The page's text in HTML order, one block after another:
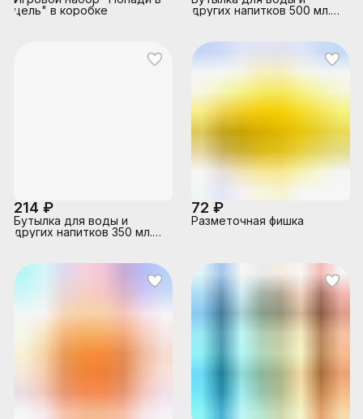
цель" в коробке
других напитков 500 мл.
214 ₽
Бутылка для воды и
других напитков 350 мл.
72 ₽
Разметочная фишка